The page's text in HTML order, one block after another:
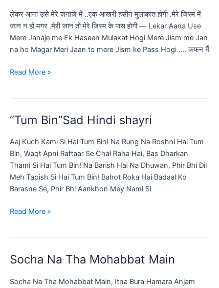
लेकर‬ आना उसे ‪मेरे जनाजे‬ में ..‪एक‬ आखरी ‎हसीन‬ ‪मुलाकात‬ होगी .‪मेरे‬ ‪जिस्म‬ में
‪जान‬ न हो मगर .‪मेरी जान‬ तो मेरे जिस्म के पास होगी — Lekar Aana Use
Mere Janaje me Ek Haseen Mulakat Hogi Mere Jism me Jan
na ho Magar Meri Jaan to mere Jism ke Pass Hogi …. कफन‬ मैँ
आखरी
Hindi
Status
Collection
Read More »
“Tum Bin”Sad Hindi shayri
Aaj Kuch Kami Si Hai Tum Bin! Na Rung Na Roshni Hai Tum
Bin, Waqt Apni Raftaar Se Chal Raha Hai, Bas Dharkan
Thami Si Hai Tum Bin! Na Barish Hai Na Dhuwan, Phir Bhi Dil
Meh Tapish Si Hai Tum Bin! Bahot Roka Hai Badaal Ko
Barasne Se, Phir Bhi Aankhon Mey Nami Si
“Tum
Read More »
Socha Na Tha ‪Mohabbat‬ Main
Socha Na Tha ‪Mohabbat‬ Main, Itna Bura Hamara ‪Anjam‬